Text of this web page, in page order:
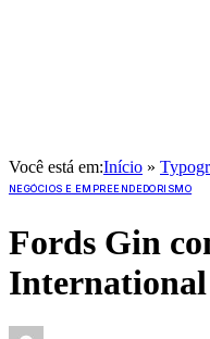
Você está em:Início »
NEGÓCIOS E EMPREENDEDORISMO
Fords Gin
International